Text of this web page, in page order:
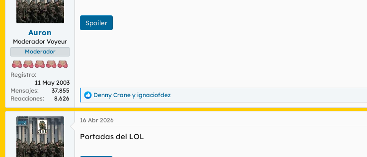
e
s
Auron
Moderador Voyeur
Moderador
Registro
11 May 2003
Mensajes
37.855
Reacciones
8.626
Spoiler
R
e
a
c
i
Denny Crane y ignaciofdez
16 Abr 2026
Portadas del LOL